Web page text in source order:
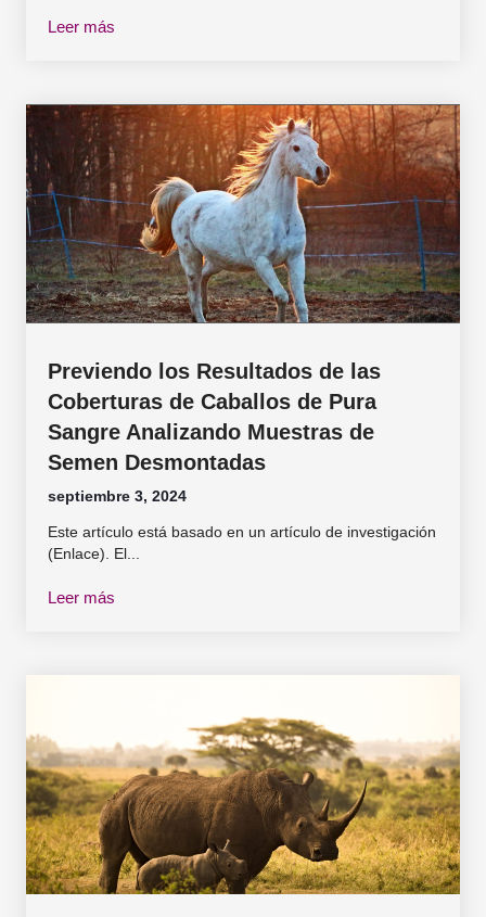
Leer más
Previendo los Resultados de las
Coberturas de Caballos de Pura
Sangre Analizando Muestras de
Semen Desmontadas
septiembre 3, 2024
Este artículo está basado en un artículo de investigación
(Enlace). El...
Leer más